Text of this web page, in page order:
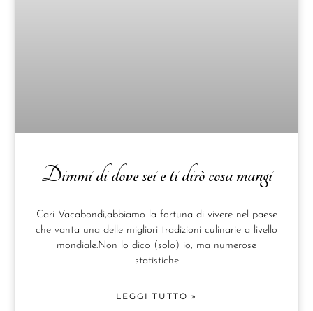
Dimmi di dove sei e ti dirò cosa mangi
Cari Vacabondi,abbiamo la fortuna di vivere nel paese
che vanta una delle migliori tradizioni culinarie a livello
mondiale.Non lo dico (solo) io, ma numerose
statistiche
LEGGI TUTTO »